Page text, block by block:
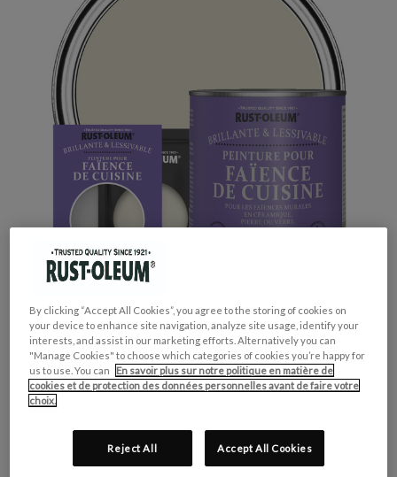
GROUPE DE COULEUR:
COLLECTION DE COULEUR: Neutres
Brillante
By clicking “Accept All Cookies”, you agree to the storing of cookies on
your device to enhance site navigation, analyze site usage, identify your
interests, and assist in our marketing efforts. Alternatively you can
"Manage Cookies" to choose which categories of cookies you’re happy for
us to use. You can
En savoir plus sur notre politique en matière de
cookies et de protection des données personnelles avant de faire votre
choix.
Reject All Accept All Cookies